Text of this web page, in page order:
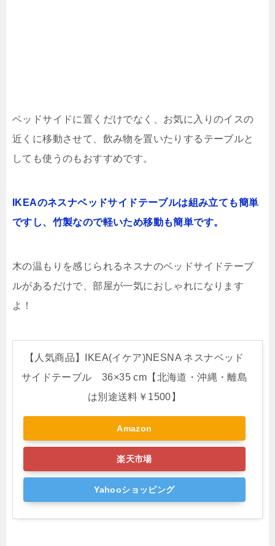
ベッドサイドに置くだけでなく、お気に入りのイスの
近くに移動させて、飲み物を置いたりするテーブルと
しても使うのもおすすめです。
IKEAのネスナベッドサイドテーブルは組み立ても簡単
ですし、竹製なので軽いため移動も簡単です。
木の温もりを感じられるネスナのベッドサイドテーブ
ルがあるだけで、部屋が一気におしゃれになります
よ！
【人気商品】IKEA(イケア)NESNA ネスナベッド
サイドテーブル 36×35 cm【北海道・沖縄・離島
は別途送料￥1500】
Amazon
楽天市場
Yahooショッピング